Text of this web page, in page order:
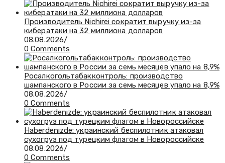
Производитель Nichirei сократит выручку из-за
кибератаки на 32 миллиона долларов
08.08.2026/
0 Comments
Росалкогольтабакконтроль: производство
шампанского в России за семь месяцев упало на 8,9%
08.08.2026/
0 Comments
Haberdenızde: украинский беспилотник атаковал
сухогруз под турецким флагом в Новороссийске
08.08.2026/
0 Comments